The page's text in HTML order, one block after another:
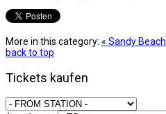
More in this category: « Sandy
back to top
Tickets kaufen